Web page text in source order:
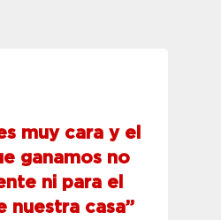
muy cara y el
ganamos no
ni para el
nuestra casa”
la iniciativa de la
de Leche” para
hijos entre 0 y
años.